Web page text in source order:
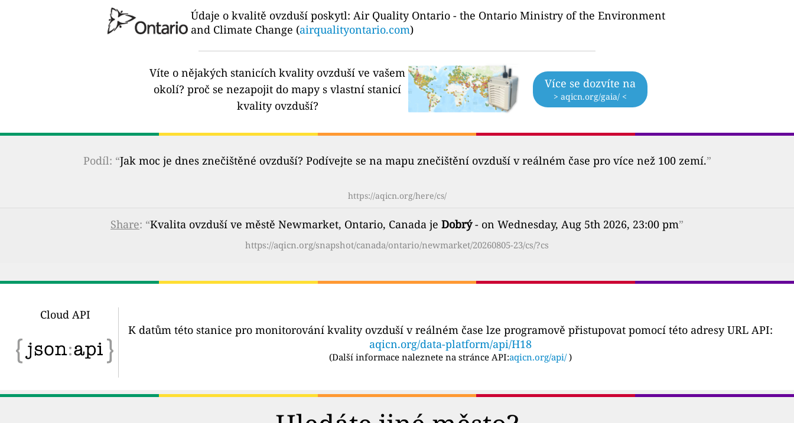
Údaje o kvalitě ovzduší poskytl: Air Quality Ontario - the Ontario Ministry of the Environment
and Climate Change (airqualityontario.com)
Víte o nějakých stanicích kvality ovzduší ve vašem
okolí? proč se nezapojit do mapy s vlastní stanicí
kvality ovzduší?
Více se dozvíte na
> aqicn.org/gaia/ <
Podíl: “Jak moc je dnes znečištěné ovzduší? Podívejte se na mapu znečištění ovzduší v reálném čase pro více než 100 zemí.”
https://aqicn.org/here/cs/
Share: “Kvalita ovzduší ve městě Newmarket, Ontario, Canada je Dobrý- on Wednesday, Aug 5th 2026, 23:00 pm”
https://aqicn.org/snapshot/canada/ontario/newmarket/20260805-23/cs/?cs
Cloud API
K datům této stanice pro monitorování kvality ovzduší v reálném čase lze programově přistupovat pomocí této adresy URL API:
aqicn.org/data-platform/api/H18
(Další informace naleznete na stránce API:aqicn.org/api/ )